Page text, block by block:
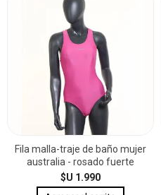
Fila malla-traje de baño mujer
australia - rosado fuerte
$U 1.990